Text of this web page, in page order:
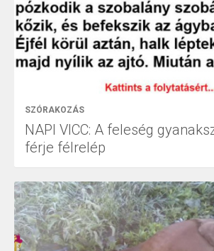
SZÓRAKOZÁS
NAPI VICC: A feleség
férje félrelép